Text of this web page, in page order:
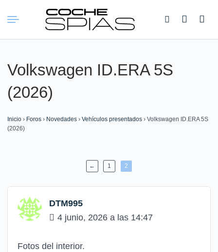
Buscar:
Volkswagen ID.ERA 5S
(2026)
Inicio › Foros › Novedades › Vehículos presentados › Volkswagen ID.ERA 5S
(2026)
← 1 2
DTM995
4 junio, 2026 a las 14:47
Fotos del interior.